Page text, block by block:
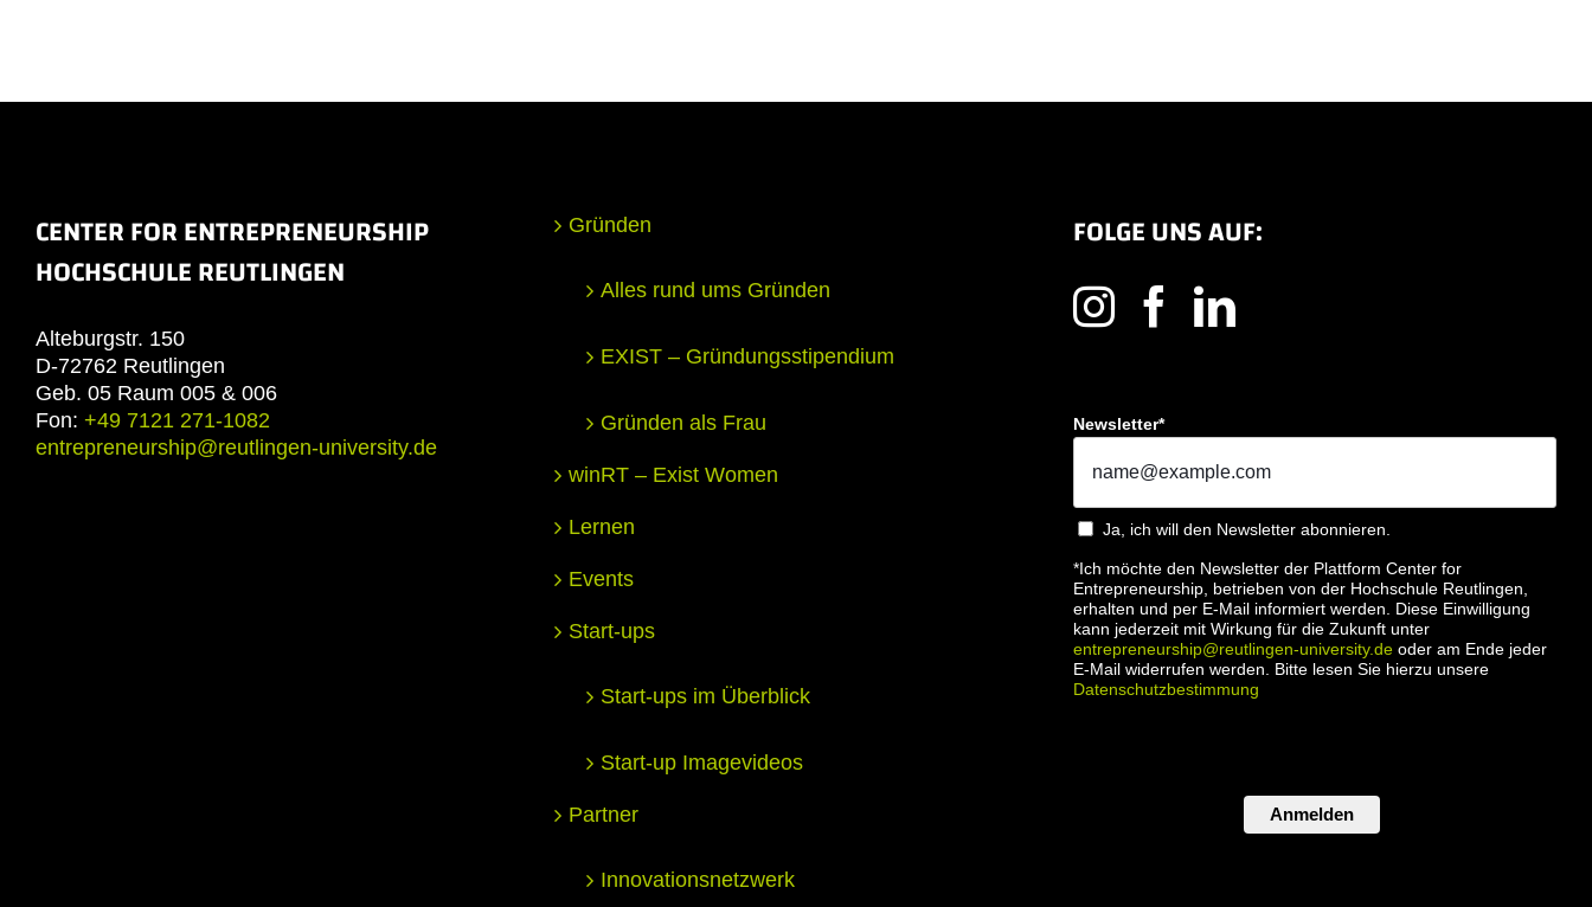
CENTER FOR ENTREPRENEURSHIP
HOCHSCHULE REUTLINGEN
Alteburgstr. 150
D-72762 Reutlingen
Geb. 05 Raum 005 & 006
Fon: +49 7121 271-1082
entrepreneurship@reutlingen-university.de
Gründen
Alles rund ums Gründen
EXIST – Gründungsstipendium
Gründen als Frau
winRT – Exist Women
Lernen
Events
Start-ups
Start-ups im Überblick
Start-up Imagevideos
Partner
Innovationsnetzwerk
FOLGE UNS AUF:
Newsletter*
Ja, ich will den Newsletter abonnieren.
*Ich möchte den Newsletter der Plattform Center for
Entrepreneurship, betrieben von der Hochschule Reutlingen,
erhalten und per E-Mail informiert werden. Diese Einwilligung
kann jederzeit mit Wirkung für die Zukunft unter
entrepreneurship@reutlingen-university.de oder am Ende jeder
E-Mail widerrufen werden. Bitte lesen Sie hierzu unsere
Datenschutzbestimmung
Anmelden